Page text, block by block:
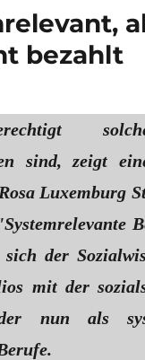
bezahlt
sind, zeigt
Luxemburg
sich der
mit der
nun als